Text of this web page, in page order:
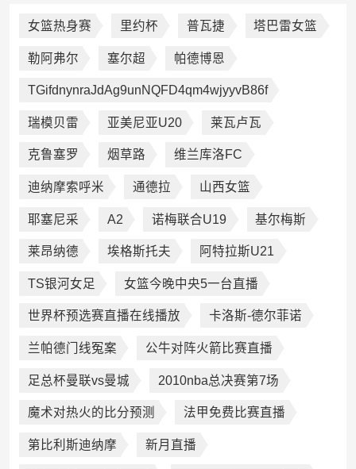
女篮热身赛 里约杯 普瓦捷 塔巴雷女篮
勒阿弗尔 塞尔超 帕德博恩
TGifdnynraJdAg9unNQFD4qm4wjyyvB86f
瑞模贝雷 亚美尼亚U20 莱瓦卢瓦
克鲁塞罗 烟草路 维兰库洛FC
迪纳摩索呼米 通德拉 山西女篮
耶塞尼采 A2 诺梅联合U19 基尔梅斯
莱昂纳德 埃格斯托夫 阿特拉斯U21
TS银河女足 女篮今晚中央5一台直播
世界杯预选赛直播在线播放 卡洛斯-德尔菲诺
兰帕德门线冤案 公牛对阵火箭比赛直播
足总杯曼联vs曼城 2010nba总决赛第7场
魔术对热火的比分预测 法甲免费比赛直播
第比利斯迪纳摩 新月直播